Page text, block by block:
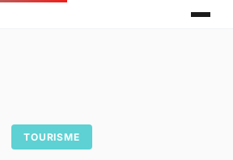
TOURISME